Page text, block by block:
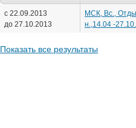
с 22.09.2013
до 27.10.2013
МСК, Вс.,
н.,14.04 -
Показать все результаты